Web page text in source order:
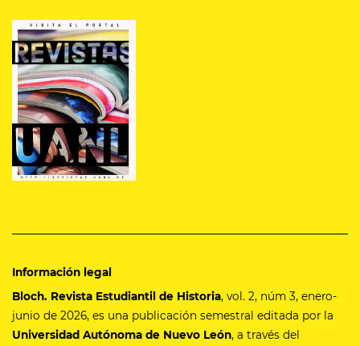
Información legal
Bloch. Revista Estudiantil de Historia, vol. 2, núm 3, enero-
junio de 2026, es una publicación semestral editada por la
Universidad Autónoma de Nuevo León, a través del